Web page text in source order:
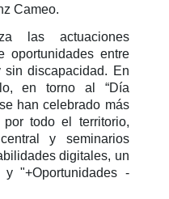
Cameo.
las actuaciones
oportunidades entre
sin discapacidad. En
en torno al “Día
han celebrado más
todo el territorio,
y seminarios
digitales, un
"+Oportunidades -